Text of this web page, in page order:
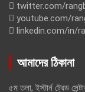
twitter.com/
youtube.com/
linkedin.com/in/
আমাদের ঠিকানা
৫ম তলা, ইস্টার্ন ট্রেড